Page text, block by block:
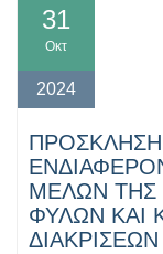
31
Οκτ
2024
ΜΕΛΩΝ ΤΗΣ
ΦΥΛΩΝ ΚΑΙ
ΔΙΑΚΡΙΣΕΩΝ